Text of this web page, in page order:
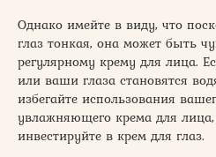
Однако имейте в виду, что
глаз тонкая, она может быть
регулярному крему для лица.
или ваши глаза становятся
избегайте использования
увлажняющего крема для лица,
инвестируйте в крем для глаз.